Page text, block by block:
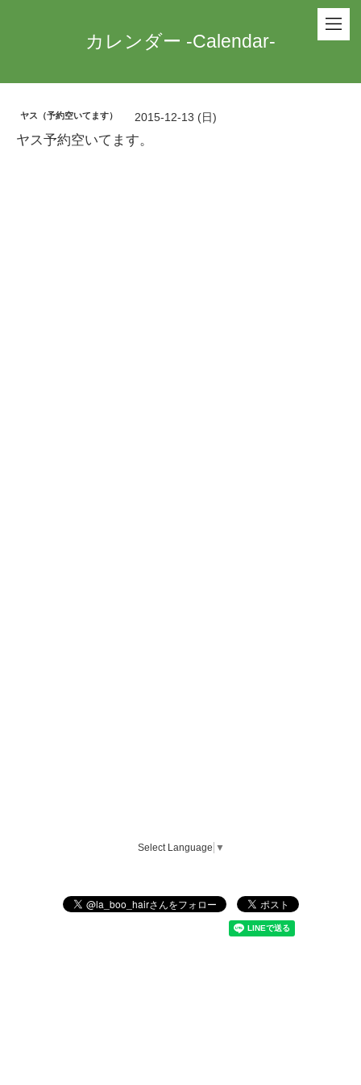
カレンダー -Calendar-
ヤス（予約空いてます） 2015-12-13 (日)
ヤス予約空いてます。
Select Language ▼